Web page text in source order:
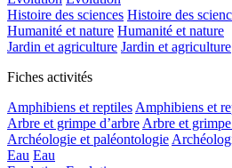
Histoire des sciences Histoire des
Humanité et nature Humanité et nature
Jardin et agriculture Jardin et agriculture
Fiches activités
Amphibiens et reptiles Amphibiens et
Arbre et grimpe d’arbre Arbre et grimpe
Archéologie et paléontologie
Eau Eau